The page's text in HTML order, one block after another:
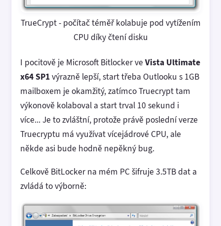
TrueCrypt - počítač téměř kolabuje pod vytížením
CPU díky čtení disku
I pocitově je Microsoft Bitlocker ve Vista Ultimate
x64 SP1výrazně lepší, start třeba Outlooku s 1GB
mailboxem je okamžitý, zatímco Truecrypt tam
výkonově kolaboval a start trval 10 sekund i
více... Je to zvláštní, protože právě poslední verze
Truecryptu má využívat vícejádrové CPU, ale
někde asi bude hodně nepěkný bug.
Celkově BitLocker na mém PC šifruje 3.5TB dat a
zvládá to výborně: